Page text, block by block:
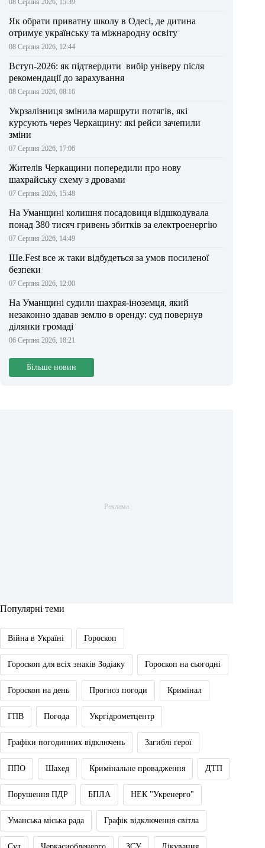
08 Серпня 2026, 15:39
Як обрати приватну школу в Одесі, де дитина
отримує українську та міжнародну освіту
08 Серпня 2026, 12:44
Вступ-2026: як підтвердити вибір універу після
рекомендації до зарахування
08 Серпня 2026, 08:16
Укрзалізниця змінила маршрути потягів, які
курсують через Черкащину: які рейси зачепили
зміни
07 Серпня 2026, 17:06
Жителів Черкащини попередили про нову
шахрайську схему з дровами
07 Серпня 2026, 15:48
На Уманщині колишня посадовиця відшкодувала
понад 380 тисяч гривень збитків за електроенергію
07 Серпня 2026, 14:49
Ше.Fest все ж таки відбудеться за умов посиленої
безпеки
07 Серпня 2026, 12:00
На Уманщині судили шахрая-іноземця, який
незаконно здавав землю в оренду: суд повернув
ділянки громаді
06 Серпня 2026, 18:21
Більше новин
Популярні теми
Війна в Україні Гороскоп
Гороскоп для всіх знаків Зодіаку Гороскоп на сьогодні
Гороскоп на день Прогноз погоди Кримінал
ГПВ Погода Укргідрометцентр
Графіки погодинних відключень Загиблі герої
ППО Шахед Кримінальне провадження ДТП
Порушення ПДР БПЛА НЕК "Укренерго"
Уманська міська рада Графік відключення світла